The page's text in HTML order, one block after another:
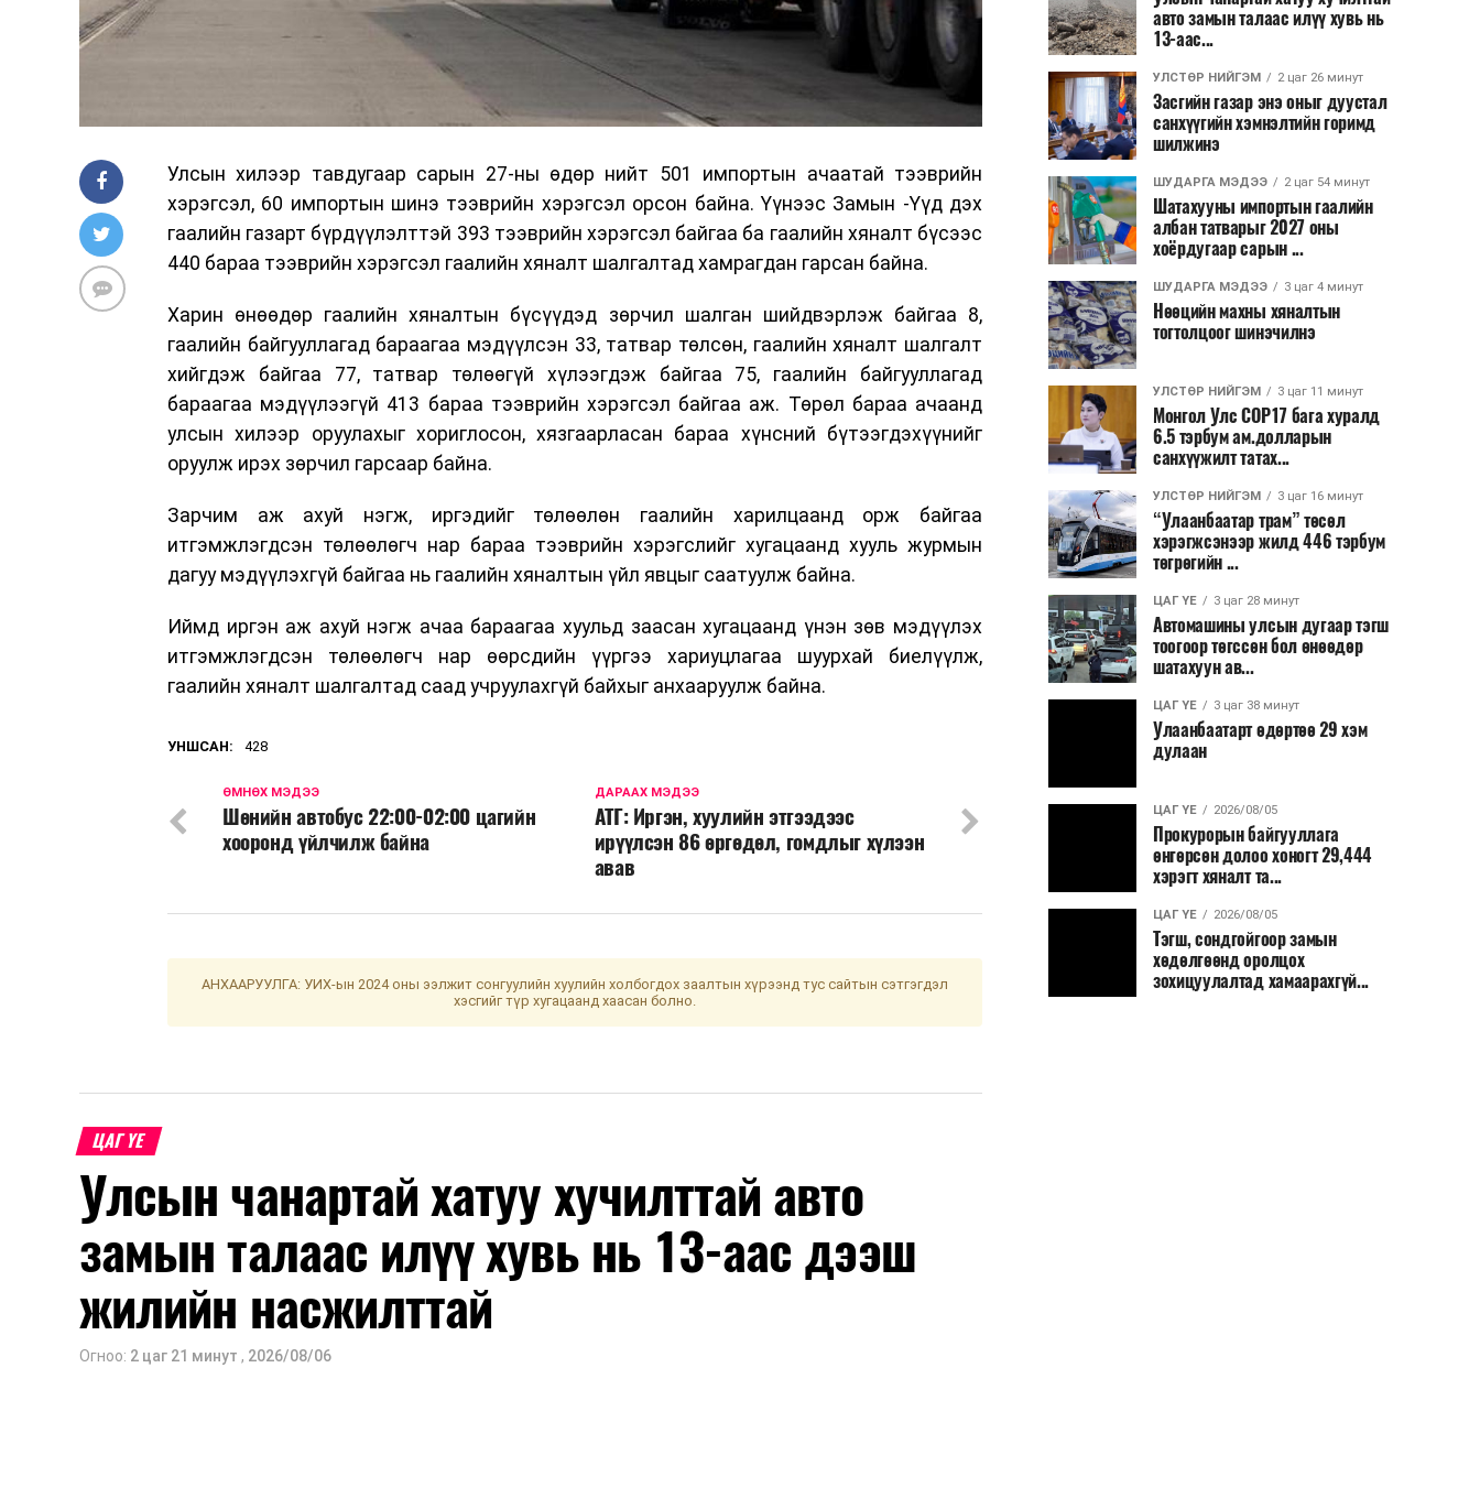
Улсын хилээр тавдугаар сарын 27-ны өдөр нийт 501 импортын ачаатай тээврийн
хэрэгсэл, 60 импортын шинэ тээврийн хэрэгсэл орсон байна. Үүнээс Замын -Үүд дэх
гаалийн газарт бүрдүүлэлттэй 393 тээврийн хэрэгсэл байгаа ба гаалийн хяналт бүсээс
440 бараа тээврийн хэрэгсэл гаалийн хяналт шалгалтад хамрагдан гарсан байна.
Харин өнөөдөр гаалийн хяналтын бүсүүдэд зөрчил шалган шийдвэрлэж байгаа 8,
гаалийн байгууллагад бараагаа мэдүүлсэн 33, татвар төлсөн, гаалийн хяналт шалгалт
хийгдэж байгаа 77, татвар төлөөгүй хүлээгдэж байгаа 75, гаалийн байгууллагад
бараагаа мэдүүлээгүй 413 бараа тээврийн хэрэгсэл байгаа аж. Төрөл бараа ачаанд
улсын хилээр оруулахыг хориглосон, хязгаарласан бараа хүнсний бүтээгдэхүүнийг
оруулж ирэх зөрчил гарсаар байна.
Зарчим аж ахуй нэгж, иргэдийг төлөөлөн гаалийн харилцаанд орж байгаа
итгэмжлэгдсэн төлөөлөгч нар бараа тээврийн хэрэгслийг хугацаанд хууль журмын
дагуу мэдүүлэхгүй байгаа нь гаалийн хяналтын үйл явцыг саатуулж байна.
Иймд иргэн аж ахуй нэгж ачаа бараагаа хуульд заасан хугацаанд үнэн зөв мэдүүлэх
итгэмжлэгдсэн төлөөлөгч нар өөрсдийн үүргээ хариуцлагаа шуурхай биелүүлж,
гаалийн хяналт шалгалтад саад учруулахгүй байхыг анхааруулж байна.
УНШСАН: 428
ДАРААХ МЭДЭЭ
АТГ: Иргэн, хуулийн этгээдээс
ирүүлсэн 86 өргөдөл, гомдлыг хүлээн
авав
ӨМНӨХ МЭДЭЭ
Шөнийн автобус 22:00-02:00 цагийн
хооронд үйлчилж байна
АНХААРУУЛГА: УИХ-ын 2024 оны ээлжит сонгуулийн хуулийн холбогдох заалтын хүрээнд тус сайтын сэтгэгдэл
хэсгийг түр хугацаанд хаасан болно.
ЦАГ ҮЕ
Улсын чанартай хатуу хучилттай авто
замын талаас илүү хувь нь 13-аас дээш
жилийн насжилттай
Огноо: 2 цаг 21 минут , 2026/08/06
авто замын талаас илүү хувь нь
13-аас...
УЛСТӨР НИЙГЭМ 2 цаг 26 минут
Засгийн газар энэ оныг дуустал
санхүүгийн хэмнэлтийн горимд
шилжинэ
ШУДАРГА МЭДЭЭ 2 цаг 54 минут
Шатахууны импортын гаалийн
албан татварыг 2027 оны
хоёрдугаар сарын ...
ШУДАРГА МЭДЭЭ 3 цаг 4 минут
Нөөцийн махны хяналтын
тогтолцоог шинэчилнэ
УЛСТӨР НИЙГЭМ 3 цаг 11 минут
Монгол Улс COP17 бага хуралд
6.5 тэрбум ам.долларын
санхүүжилт татах...
УЛСТӨР НИЙГЭМ 3 цаг 16 минут
“Улаанбаатар трам” төсөл
хэрэгжсэнээр жилд 446 тэрбум
төгрөгийн ...
ЦАГ ҮЕ 3 цаг 28 минут
Автомашины улсын дугаар тэгш
тоогоор төгссөн бол өнөөдөр
шатахуун ав...
ЦАГ ҮЕ 3 цаг 38 минут
Улаанбаатарт өдөртөө 29 хэм
дулаан
ЦАГ ҮЕ 2026/08/05
Прокурорын байгууллага
өнгөрсөн долоо хоногт 29,444
хэрэгт хяналт та...
ЦАГ ҮЕ 2026/08/05
Тэгш, сондгойгоор замын
хөдөлгөөнд оролцох
зохицуулалтад хамаарахгүй...